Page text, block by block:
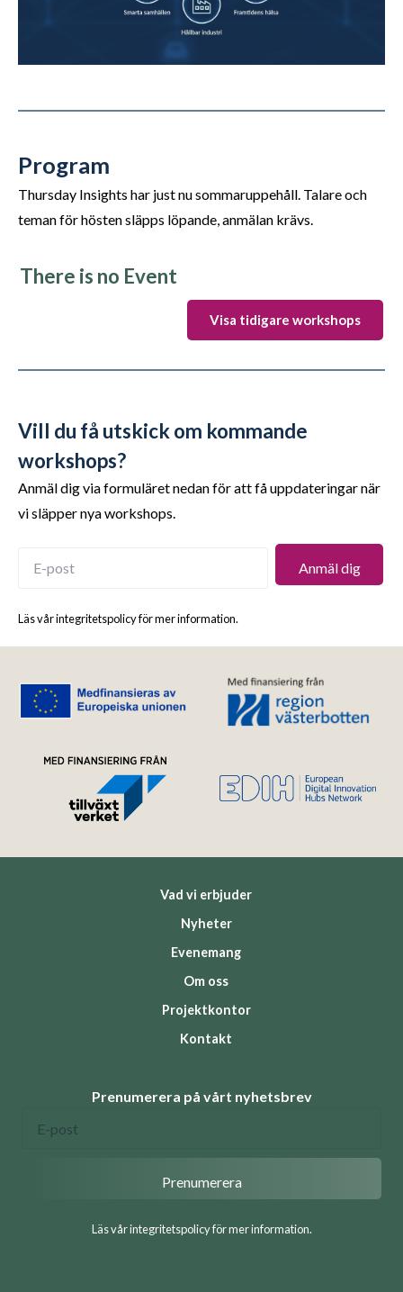
Program
Thursday Insights har just nu sommaruppehåll. Talare och
teman för hösten släpps löpande, anmälan krävs.
There is no Event
Visa tidigare workshops
Vill du få utskick om kommande
workshops?
Anmäl dig via formuläret nedan för att få uppdateringar när
vi släpper nya workshops.
Läs vår integritetspolicy för mer information.
Vad vi erbjuder
Nyheter
Evenemang
Om oss
Projektkontor
Kontakt
Prenumerera på vårt nyhetsbrev
Läs vår integritetspolicy för mer information.